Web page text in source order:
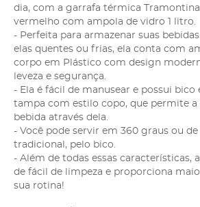
dia, com a garrafa térmica
vermelho com ampola de vidro 1 litro.
- Perfeita para armazenar suas
elas quentes ou frias, ela conta com
corpo em Plástico com design
leveza e segurança.
- Ela é fácil de manusear e possui
tampa com estilo copo, que permite a
bebida através dela.
- Você pode servir em 360 graus ou
tradicional, pelo bico.
- Além de todas essas características,
de fácil de limpeza e proporciona
sua rotina!